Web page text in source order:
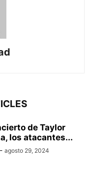
de Taylor
los atacantes...
- agosto 29, 2024